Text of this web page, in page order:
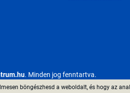
böngészhesd a weboldalt, és hogy az
. Minden jog fenntartva.